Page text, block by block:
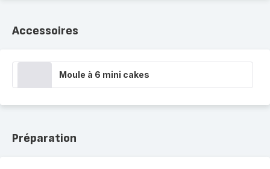
Accessoires
Moule à 6 mini cakes
Préparation